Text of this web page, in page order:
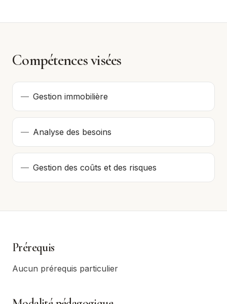
Compétences visées
— Gestion immobilière
— Analyse des besoins
— Gestion des coûts et des risques
Prérequis
Aucun prérequis particulier